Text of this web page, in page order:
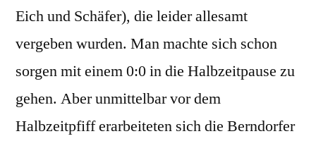
Eich und Schäfer), die leider allesamt
vergeben wurden. Man machte sich schon
sorgen mit einem 0:0 in die Halbzeitpause zu
gehen. Aber unmittelbar vor dem
Halbzeitpfiff erarbeiteten sich die Berndorfer